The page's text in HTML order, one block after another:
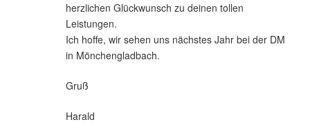
herzlichen Glückwunsch zu deinen tollen
Leistungen.
Ich hoffe, wir sehen uns nächstes Jahr bei der DM
in Mönchengladbach.
Gruß
Harald